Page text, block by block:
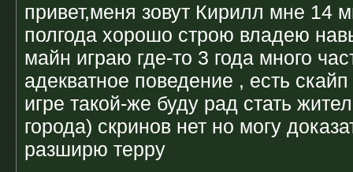
привет,меня зовут Кирилл мне 14
полгода хорошо строю владею
майн играю где-то 3 года много
адекватное поведение , есть
игре такой-же буду рад стать
города) скринов нет но могу
разширю терру